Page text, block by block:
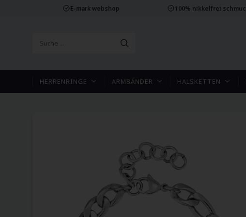
E-mark webshop 100% nikkelfrei
HERRENRINGE ARMBÄNDER HALSKETTEN